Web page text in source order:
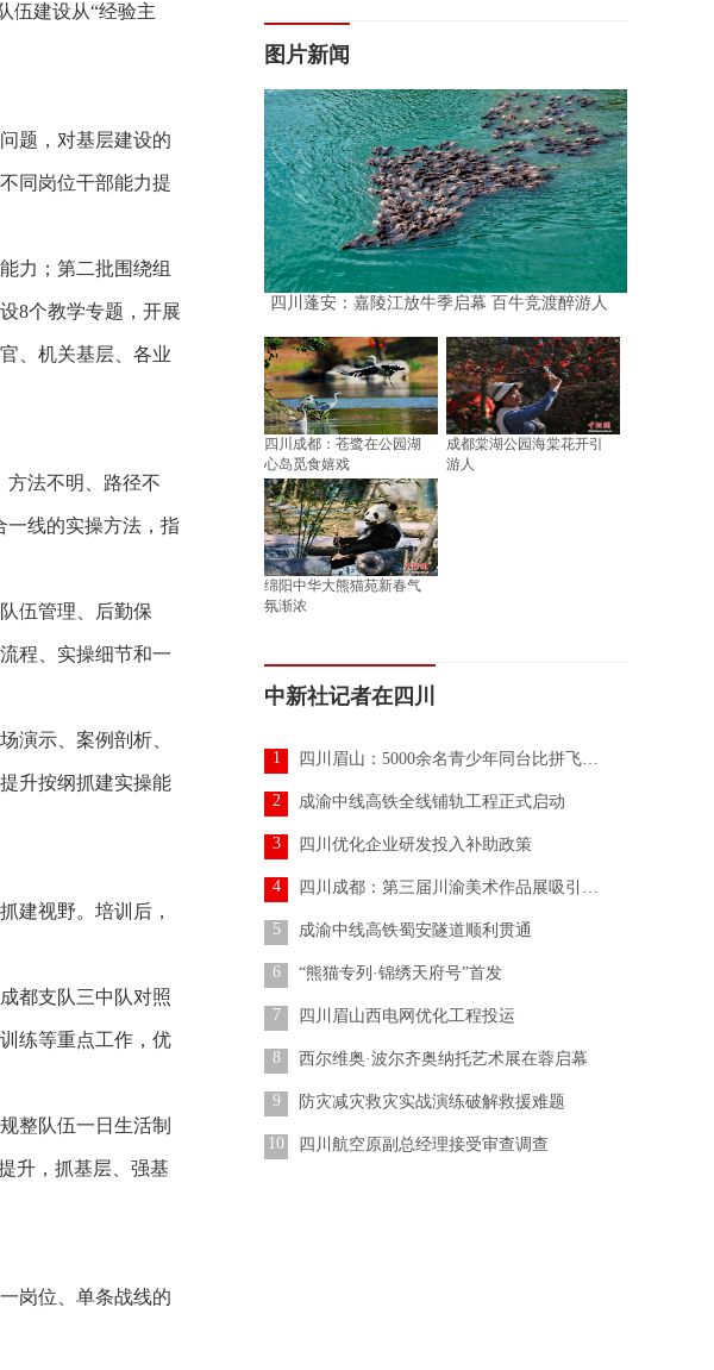
伍建设从“经验主
题，对基层建设的
同岗位干部能力提
力；第二批围绕组
8个教学专题，开展
、机关基层、各业
法不明、路径不
一线的实操方法，指
伍管理、后勤保
程、实操细节和一
示、案例剖析、
升按纲抓建实操能
建视野。培训后，
都支队三中队对照
练等重点工作，优
整队伍一日生活制
升，抓基层、强基
岗位、单条战线的
图片新闻
四川蓬安：嘉陵江放牛季启幕 百牛竞渡醉游人
四川成都：苍鹭在公园湖
心岛觅食嬉戏
成都棠湖公园海棠花开引
游人
绵阳中华大熊猫苑新春气
氛渐浓
中新社记者在四川
1 四川眉山：5000余名青少年同台比拼飞行技艺
2 成渝中线高铁全线铺轨工程正式启动
3 四川优化企业研发投入补助政策
4 四川成都：第三届川渝美术作品展吸引参观者
5 成渝中线高铁蜀安隧道顺利贯通
6 “熊猫专列·锦绣天府号”首发
7 四川眉山西电网优化工程投运
8 西尔维奥·波尔齐奥纳托艺术展在蓉启幕
9 防灾减灾救灾实战演练破解救援难题
10 四川航空原副总经理接受审查调查